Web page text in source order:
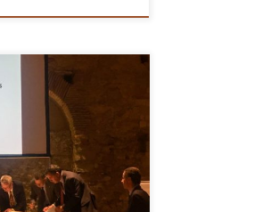
de Escolas de Engenharia
protocolos de colaboração
(FCT) e a Direção-Geral
foi protocolada a criação do
[…]